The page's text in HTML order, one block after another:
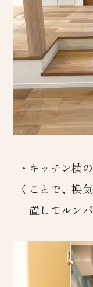
・キッチン横
くことで、換
置してルン